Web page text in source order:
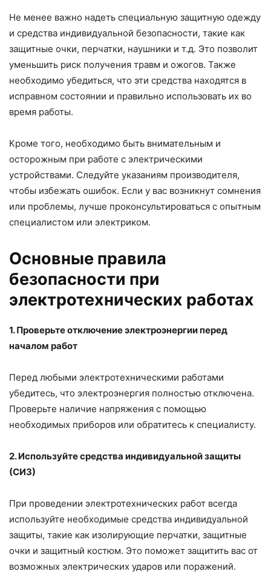
Не менее важно надеть специальную защитную одежду
и средства индивидуальной безопасности, такие как
защитные очки, перчатки, наушники и т.д. Это позволит
уменьшить риск получения травм и ожогов. Также
необходимо убедиться, что эти средства находятся в
исправном состоянии и правильно использовать их во
время работы.
Кроме того, необходимо быть внимательным и
осторожным при работе с электрическими
устройствами. Следуйте указаниям производителя,
чтобы избежать ошибок. Если у вас возникнут сомнения
или проблемы, лучше проконсультироваться с опытным
специалистом или электриком.
Основные правила
безопасности при
электротехнических работах
1. Проверьте отключение электроэнергии перед
началом работ
Перед любыми электротехническими работами
убедитесь, что электроэнергия полностью отключена.
Проверьте наличие напряжения с помощью
необходимых приборов или обратитесь к специалисту.
2. Используйте средства индивидуальной защиты
(СИЗ)
При проведении электротехнических работ всегда
используйте необходимые средства индивидуальной
защиты, такие как изолирующие перчатки, защитные
очки и защитный костюм. Это поможет защитить вас от
возможных электрических ударов или поражений.